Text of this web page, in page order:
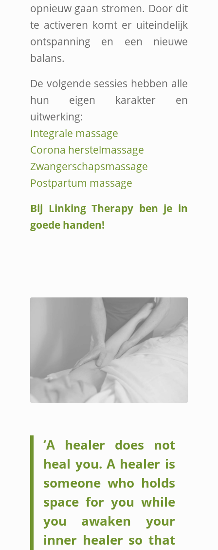
opnieuw gaan stromen. Door dit
te activeren komt er uiteindelijk
ontspanning en een nieuwe
balans.
De volgende sessies hebben alle
hun eigen karakter en
uitwerking:
Integrale massage
Corona herstelmassage
Zwangerschapsmassage
Postpartum massage
Bij Linking Therapy ben je in
goede handen!
‘A healer does not
heal you. A healer is
someone who holds
space for you while
you awaken your
inner healer so that